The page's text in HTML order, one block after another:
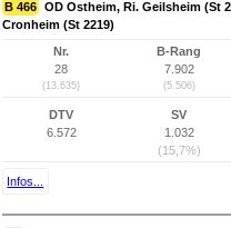
B 466 OD Ostheim, Ri. Geilsheim (St
Cronheim (St 2219)
Nr.
28
(13.635)
B-Rang
7.902
(5.506)
DTV
6.572
SV
1.032
(15,7%)
Infos...